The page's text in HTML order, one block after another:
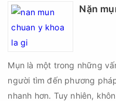
đủ các bước vô khuẩn và
Nặn
Mụn là một trong những
người tìm đến phương
nhanh hơn. Tuy nhiên,